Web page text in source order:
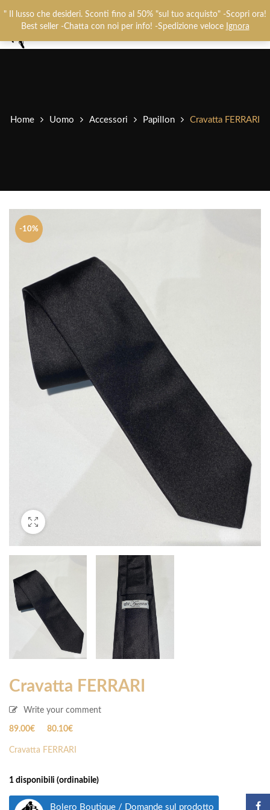
" Il lusso che desideri. Sconti fino al 50% "sul tuo acquisto" -Scopri ora!
Best seller -Chatta con noi per info! -Spedizione veloce Ignora
0
Home Uomo Accessori Papillon Cravatta FERRARI
-10%
Cravatta FERRARI
Write your comment
Il
originale
89.00€.
89.00€
Il
attuale
89.00€.
80.10€
Cravatta FERRARI
1 disponibili (ordinabile)
Bolero Boutique / Domande sul prodotto